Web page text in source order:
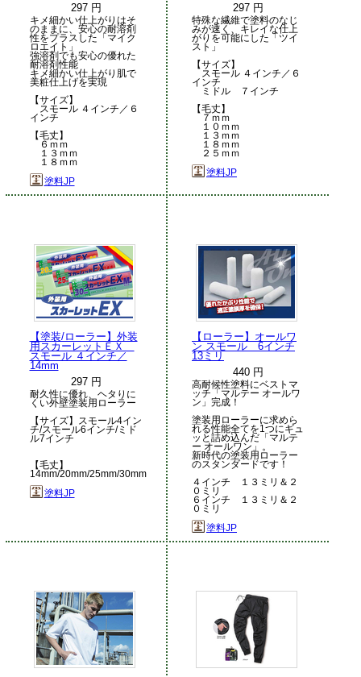
297 円
キメ細かい仕上がりはそ
のままに、安心の耐溶剤
性をプラスした「マイク
ロエイト」
強溶剤でも安心の優れた
耐溶剤性能
キメ細かい仕上がり肌で
美粧仕上げを実現
【サイズ】
スモール ４インチ／６
インチ
【毛丈】
６ｍｍ
１３ｍｍ
１８ｍｍ
塗料JP
297 円
特殊な繊維で塗料のなじ
みが速く、キレイな仕上
がりを可能にした「ツイ
スト」
【サイズ】
スモール ４インチ／６
インチ
ミドル ７インチ
【毛丈】
７ｍｍ
１０ｍｍ
１３ｍｍ
１８ｍｍ
２５ｍｍ
塗料JP
【塗装/ローラー】外装
用スカーレットＥＸ
スモール ４インチ／
14mm
297 円
耐久性に優れ、ヘタりに
くい外壁塗装用ローラー
【サイズ】スモール4イン
チ/スモール6インチ/ミド
ル7インチ
【毛丈】
14mm/20mm/25mm/30mm
塗料JP
【ローラー】オールワ
ン スモール 6インチ
13ミリ
440 円
高耐候性塗料にベストマ
ッチ「マルテー オールワ
ン」完成！
塗装用ローラーに求めら
れる性能全てを1つにギュ
ッと詰め込んだ「マルテ
ー オールワン」。
新時代の塗装用ローラー
のスタンダードです！
４インチ １３ミリ＆２
０ミリ
６インチ １３ミリ＆２
０ミリ
塗料JP